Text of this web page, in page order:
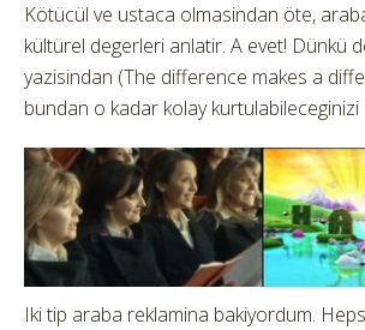
Kötücül ve ustaca olmasindan öte,
kültürel degerleri anlatir. A evet! Dünkü
yazisindan (The difference makes a
bundan o kadar kolay kurtulabileceginizi
Iki tip araba reklamina bakiyordum.